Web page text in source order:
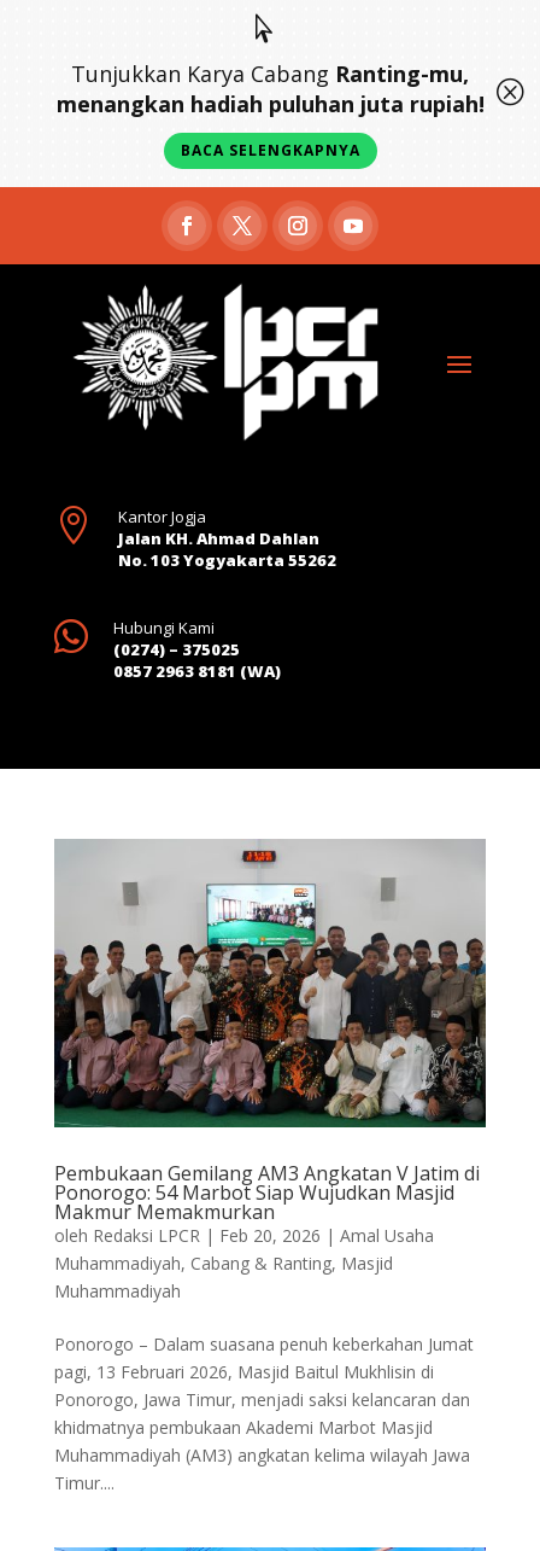

Tunjukkan Karya Cabang Ranting-mu,
menangkan hadiah puluhan juta rupiah!
BACA SELENGKAPNYA
Q

Kantor Jogja
Jalan KH. Ahmad Dahlan
No. 103 Yogyakarta 55262

Hubungi Kami
(0274) – 375025
0857 2963 8181 (WA)
Pembukaan Gemilang AM3 Angkatan V Jatim di
Ponorogo: 54 Marbot Siap Wujudkan Masjid
Makmur Memakmurkan
oleh Redaksi LPCR| Feb 20, 2026 | Amal Usaha
Muhammadiyah, Cabang & Ranting, Masjid
Muhammadiyah
Ponorogo – Dalam suasana penuh keberkahan Jumat
pagi, 13 Februari 2026, Masjid Baitul Mukhlisin di
Ponorogo, Jawa Timur, menjadi saksi kelancaran dan
khidmatnya pembukaan Akademi Marbot Masjid
Muhammadiyah (AM3) angkatan kelima wilayah Jawa
Timur....